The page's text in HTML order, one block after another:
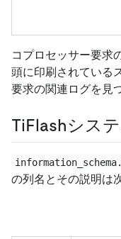
コプロセッサー要求
頭に印刷されている
要求の関連ログを見
TiFlashシス
の列名とその説明は